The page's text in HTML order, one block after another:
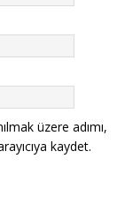
üzere adımı,
kaydet.